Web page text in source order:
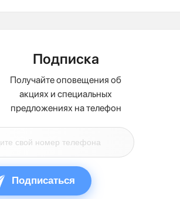
Подписка
Получайте оповещения об
акциях и специальных
предложениях на телефон
Подписаться